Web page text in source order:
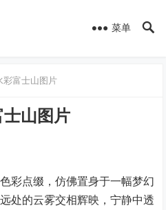
菜单
彩富士山图片
山图片
彩点缀，仿佛置身于一幅梦幻
处的云雾交相辉映，宁静中透